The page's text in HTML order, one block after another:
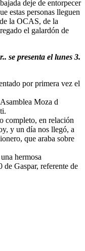
deje de entorpecer
estas personas lleguen
la OCAS, de la
el galardón de
se presenta el lunes 3.
por primera vez el
Moza d
completo, en relación
y un día nos llegó, a
que araba sobre
hermosa
Gaspar, referente de